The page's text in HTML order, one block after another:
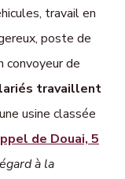
travail en
poste de
convoyeur de
travaillent
usine classée
de Douai, 5
à la